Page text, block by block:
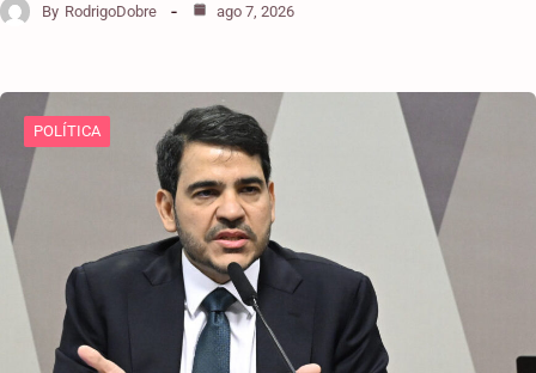
By RodrigoDobre ago 7, 2026
POLÍTICA